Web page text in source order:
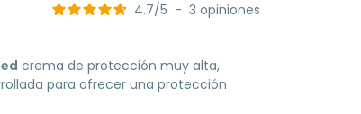
4.7/5 - 3 opiniones
crema de protección muy alta,
para ofrecer una protección